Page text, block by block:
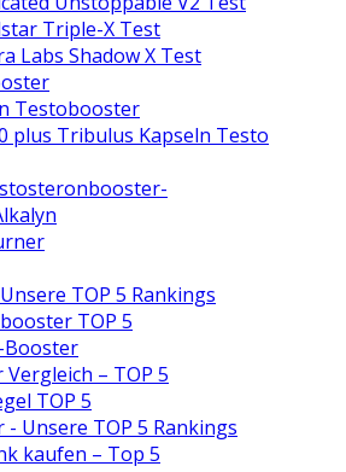
Triple-X Test
Labs Shadow X Test
Testobooster
plus Tribulus Kapseln Testo
TOP 5 Rankings
TOP 5
Booster
– TOP 5
TOP 5
Unsere TOP 5 Rankings
kaufen – Top 5